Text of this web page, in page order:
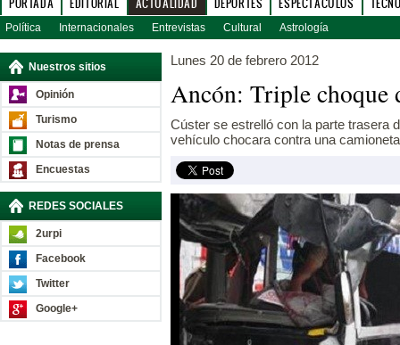
PORTADA EDITORIAL ACTUALIDAD DEPORTES ESPECTÁCULOS
Política Internacionales Entrevistas Cultural Astrología
Nuestros sitios
Opinión
Turismo
Notas de prensa
Encuestas
REDES SOCIALES
2urpi
Facebook
Twitter
Google+
Lunes 20 de febrero 2012
Ancón: Triple choque
Cúster se estrelló con la parte trasera
vehículo chocara contra una